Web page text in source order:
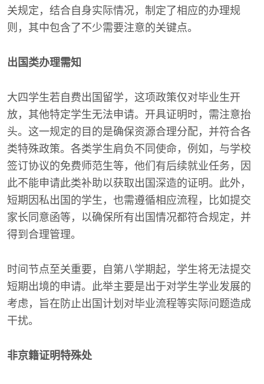
关规定，结合自身实际情况，制定了相应的办理规
则，其中包含了不少需要注意的关键点。
出国类办理需知
大四学生若自费出国留学，这项政策仅对毕业生开
放，其他特定学生无法申请。开具证明时，需注意抬
头。这一规定的目的是确保资源合理分配，并符合各
类特殊政策。各类学生肩负不同使命，例如，与学校
签订协议的免费师范生等，他们有后续就业任务，因
此不能申请此类补助以获取出国深造的证明。此外，
短期因私出国的学生，也需遵循相应流程，比如提交
家长同意函等，以确保所有出国情况都符合规定，并
得到合理管理。
时间节点至关重要，自第八学期起，学生将无法提交
短期出境的申请。此举主要是出于对学生学业发展的
考虑，旨在防止出国计划对毕业流程等实际问题造成
干扰。
非京籍证明特殊处